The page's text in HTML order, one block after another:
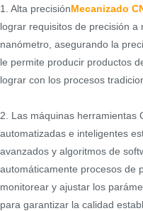
1. Alta precisiónMecanizado
lograr requisitos de precisión a
nanómetro, asegurando la
le permite producir productos
lograr con los procesos
2. Las máquinas herramientas
automatizadas e inteligentes
avanzados y algoritmos de
automáticamente procesos de
monitorear y ajustar los
para garantizar la calidad